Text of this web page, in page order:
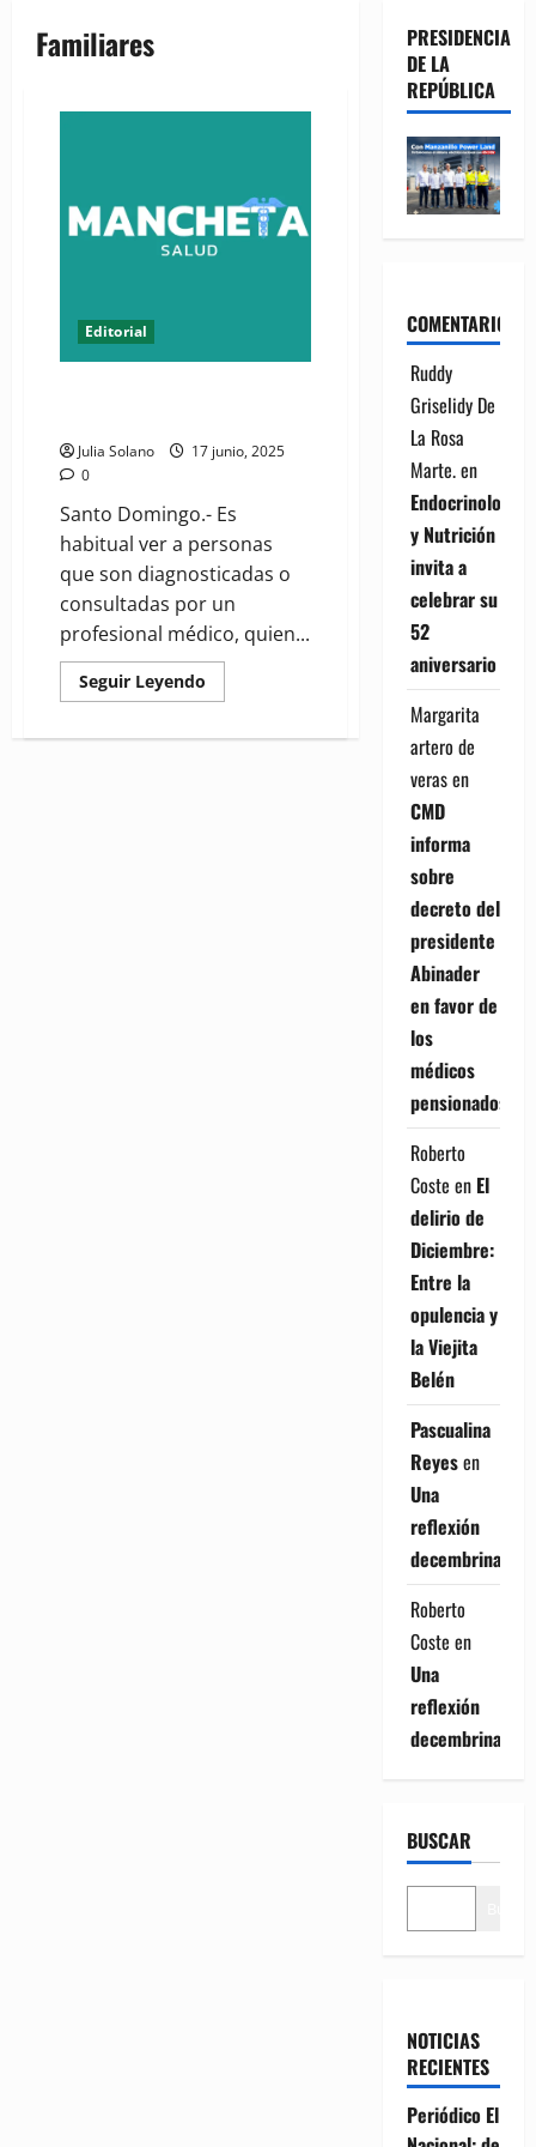
Familiares
Editorial
Julia Solano
17 junio, 2025
0
Santo Domingo.- Es
habitual ver a personas
que son diagnosticadas o
consultadas por un
profesional médico, quien...
Seguir Leyendo
more
Diagnósticos
PRESIDENCIA
DE LA
REPÚBLICA
COMENTARIOS
Ruddy
Griselidy De
La Rosa
Marte.en
Endocrinología
y Nutrición
invita a
celebrar su
52
aniversario
Margarita
artero de
verasen
CMD
informa
sobre
decreto del
presidente
Abinader
en favor de
los
médicos
pensionados
Roberto
Coste en El
delirio de
Diciembre:
Entre la
opulencia y
la Viejita
Belén
Pascualina
Reyesen
Una
reflexión
decembrina
Roberto
Coste en
Una
reflexión
decembrina
BUSCAR
NOTICIAS
RECIENTES
Periódico El